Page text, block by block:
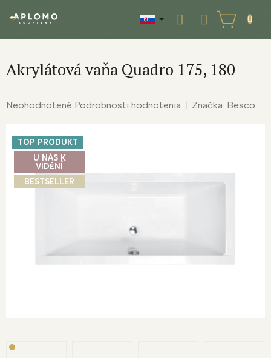
NÁKUPNÝ
KOŠÍK
Akrylátová vaňa Quadro 175, 180
Priemerné
Neohodnotené Podrobnosti hodnotenia Značka: Besco
TOP PRODUKT
U NÁS K
VIDĚNÍ
BESTSELLER